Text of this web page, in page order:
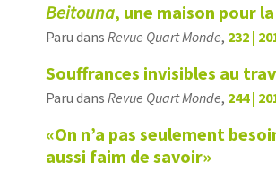
Beitouna, une maison pour
Paru dans Revue Quart Monde, 232 |
Souffrances invisibles au
Paru dans Revue Quart Monde, 244 |
«On n’a pas seulement
aussi faim de savoir»